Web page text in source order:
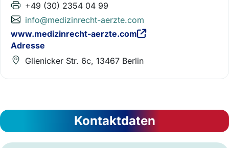
+49 (30) 2354 04 99
info@medizinrecht-aerzte.com
www.medizinrecht-aerzte.com
Adresse
Glienicker Str. 6c, 13467 Berlin
Kontaktdaten